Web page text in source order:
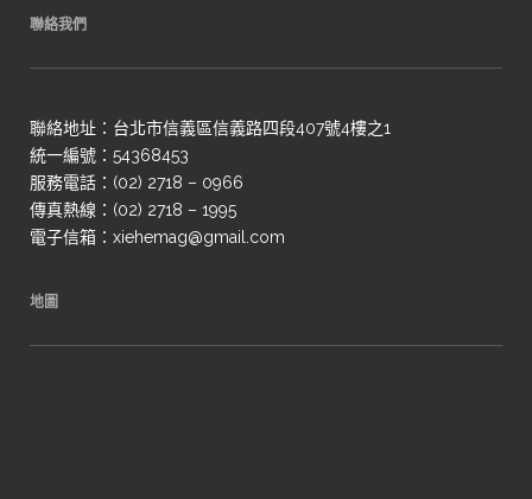
聯絡我們
聯絡地址：台北市信義區信義路四段407號4樓之1
統一編號：54368453
服務電話：(02) 2718 – 0966
傳真熱線：(02) 2718 – 1995
電子信箱：xiehemag@gmail.com
地圖